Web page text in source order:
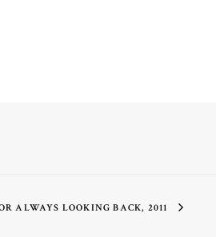
ALWAYS LOOKING BACK, 2011